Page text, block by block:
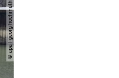
© apa | georg hochmuth